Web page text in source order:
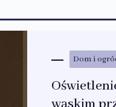
Dom i